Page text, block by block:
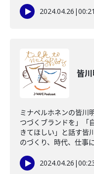
2024.04.26 |
皆
ミナペルホネンの皆川
つづくブランドを」「
きてほしい」と話す皆
のづくり、時代、仕事
2024.04.26 |